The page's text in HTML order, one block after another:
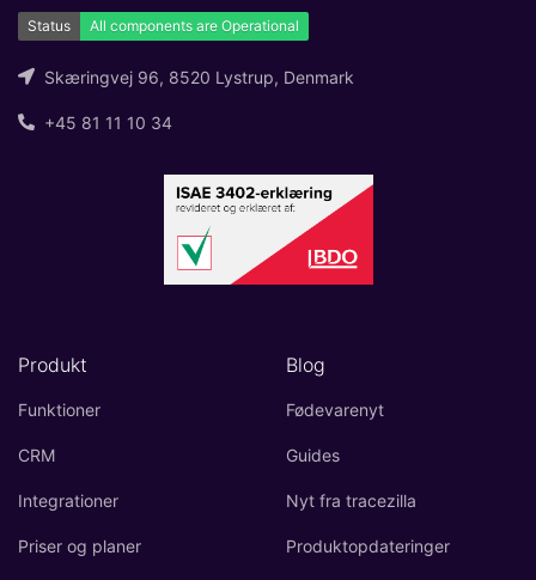
Skæringvej 96, 8520 Lystrup, Denmark
+45 81 11 10 34
Produkt
Funktioner
CRM
Integrationer
Priser og planer
Blog
Fødevarenyt
Guides
Nyt fra tracezilla
Produktopdateringer